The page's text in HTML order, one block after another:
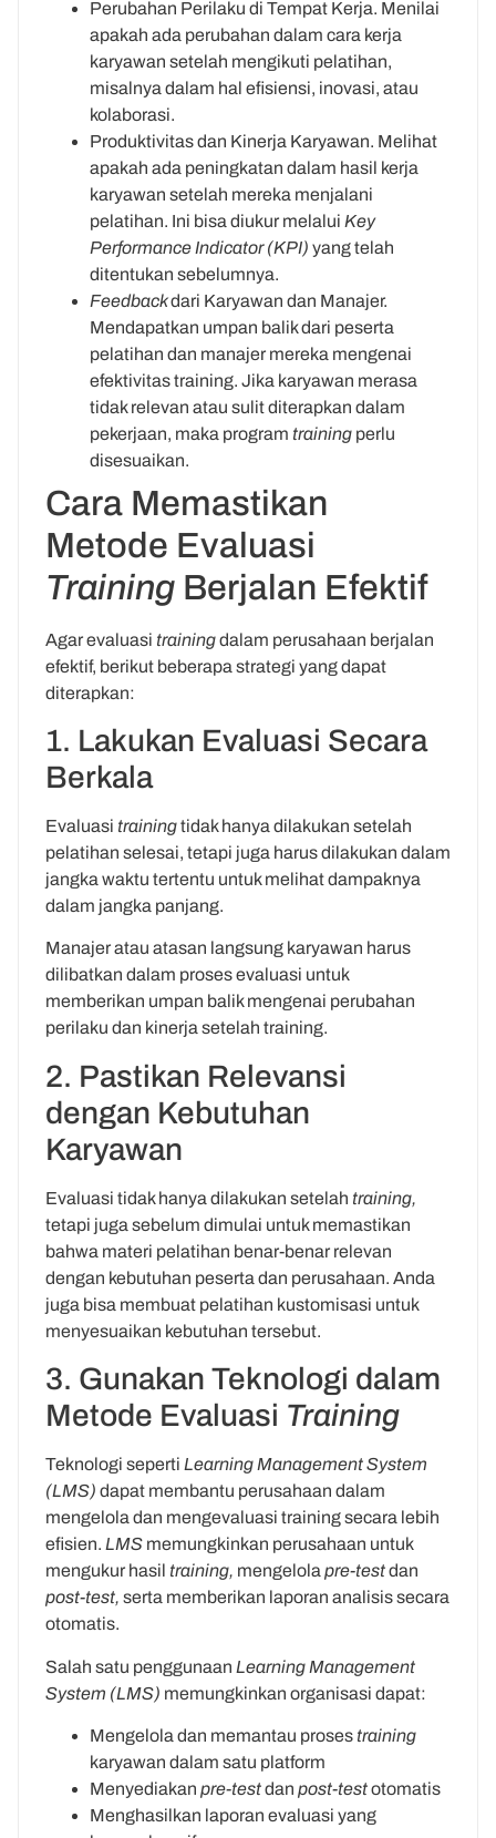
Perubahan Perilaku di Tempat Kerja. Menilai
apakah ada perubahan dalam cara kerja
karyawan setelah mengikuti pelatihan,
misalnya dalam hal efisiensi, inovasi, atau
kolaborasi.
Produktivitas dan Kinerja Karyawan. Melihat
apakah ada peningkatan dalam hasil kerja
karyawan setelah mereka menjalani
pelatihan. Ini bisa diukur melalui Key
Performance Indicator (KPI) yang telah
ditentukan sebelumnya.
Feedbackdari Karyawan dan Manajer.
Mendapatkan umpan balik dari peserta
pelatihan dan manajer mereka mengenai
efektivitas training. Jika karyawan merasa
tidak relevan atau sulit diterapkan dalam
pekerjaan, maka program training perlu
disesuaikan.
Cara Memastikan
Metode Evaluasi
Training Berjalan Efektif
Agar evaluasi trainingdalam perusahaan berjalan
efektif, berikut beberapa strategi yang dapat
diterapkan:
1. Lakukan Evaluasi Secara
Berkala
Evaluasi trainingtidak hanya dilakukan setelah
pelatihan selesai, tetapi juga harus dilakukan dalam
jangka waktu tertentu untuk melihat dampaknya
dalam jangka panjang.
Manajer atau atasan langsung karyawan harus
dilibatkan dalam proses evaluasi untuk
memberikan umpan balik mengenai perubahan
perilaku dan kinerja setelah training.
2. Pastikan Relevansi
dengan Kebutuhan
Karyawan
Evaluasi tidak hanya dilakukan setelah training,
tetapi juga sebelum dimulai untuk memastikan
bahwa materi pelatihan benar-benar relevan
dengan kebutuhan peserta dan perusahaan. Anda
juga bisa membuat pelatihan kustomisasi untuk
menyesuaikan kebutuhan tersebut.
3. Gunakan Teknologi dalam
Metode Evaluasi Training
Teknologi seperti Learning Management System
(LMS) dapat membantu perusahaan dalam
mengelola dan mengevaluasi training secara lebih
efisien. LMS memungkinkan perusahaan untuk
mengukur hasil training, mengelola pre-testdan
post-test, serta memberikan laporan analisis secara
otomatis.
Salah satu penggunaan Learning Management
System (LMS) memungkinkan organisasi dapat:
Mengelola dan memantau proses training
karyawan dalam satu platform
Menyediakan pre-testdan post-testotomatis
Menghasilkan laporan evaluasi yang